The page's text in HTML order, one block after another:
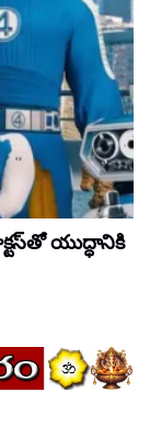
యుద్ధానికి